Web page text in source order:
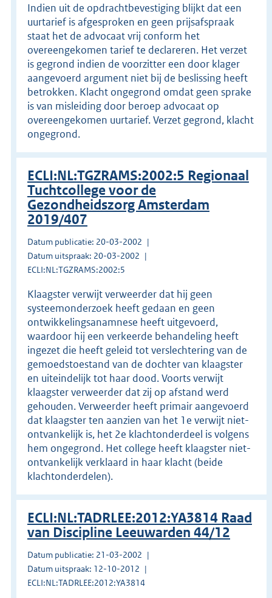
Indien uit de opdrachtbevestiging blijkt dat een
uurtarief is afgesproken en geen prijsafspraak
staat het de advocaat vrij conform het
overeengekomen tarief te declareren. Het verzet
is gegrond indien de voorzitter een door klager
aangevoerd argument niet bij de beslissing heeft
betrokken. Klacht ongegrond omdat geen sprake
is van misleiding door beroep advocaat op
overeengekomen uurtarief. Verzet gegrond, klacht
ongegrond.
ECLI:NL:TGZRAMS:2002:5 Regionaal
Tuchtcollege voor de
Gezondheidszorg Amsterdam
2019/407
Datum publicatie: 20-03-2002
Datum uitspraak: 20-03-2002
ECLI:NL:TGZRAMS:2002:5
Klaagster verwijt verweerder dat hij geen
systeemonderzoek heeft gedaan en geen
ontwikkelingsanamnese heeft uitgevoerd,
waardoor hij een verkeerde behandeling heeft
ingezet die heeft geleid tot verslechtering van de
gemoedstoestand van de dochter van klaagster
en uiteindelijk tot haar dood. Voorts verwijt
klaagster verweerder dat zij op afstand werd
gehouden. Verweerder heeft primair aangevoerd
dat klaagster ten aanzien van het 1e verwijt niet-
ontvankelijk is, het 2e klachtonderdeel is volgens
hem ongegrond. Het college heeft klaagster niet-
ontvankelijk verklaard in haar klacht (beide
klachtonderdelen).
ECLI:NL:TADRLEE:2012:YA3814 Raad
van Discipline Leeuwarden 44/12
Datum publicatie: 21-03-2002
Datum uitspraak: 12-10-2012
ECLI:NL:TADRLEE:2012:YA3814